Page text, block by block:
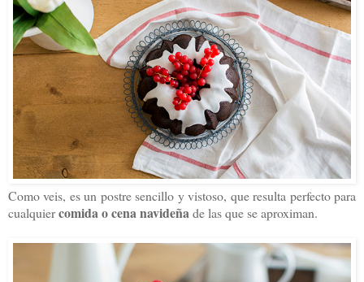
Como veis, es un postre sencillo y vistoso, que resulta perfecto para
cualquiercomida o cena navideñade las que se aproximan.